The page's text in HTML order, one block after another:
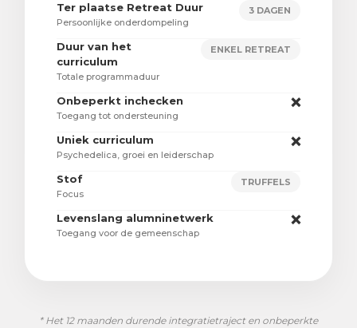
Ter plaatse Retreat Duur
Persoonlijke onderdompeling
3 DAGEN
Duur van het
curriculum
Totale programmaduur
ENKEL RETREAT
Onbeperkt inchecken
Toegang tot ondersteuning
❌
Uniek curriculum
Psychedelica, groei en leiderschap
❌
Stof
Focus
TRUFFELS
Levenslang alumninetwerk
Toegang voor de gemeenschap
❌
* Het 12 maanden durende integratietraject en onbeperkte